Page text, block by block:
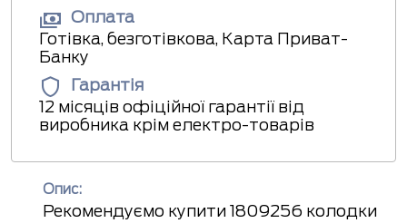
Оплата
Готівка, безготівкова, Карта Приват-
Банку
Гарантія
12 місяців офіційної гарантії від
виробника крім електро-товарів
Опис:
Рекомендуємо купити 1809256 колодки